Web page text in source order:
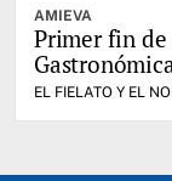
AMIEVA
Primer fin de
EL FIELATO Y EL